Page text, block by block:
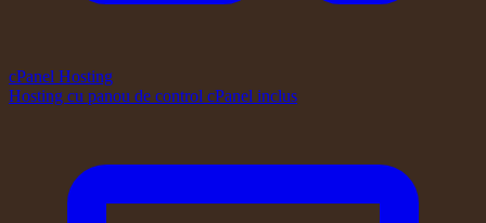
cPanel Hosting
Hosting cu panou de control cPanel inclus